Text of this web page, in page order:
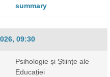
summary
09:30
Psihologie și Științe ale
Educației